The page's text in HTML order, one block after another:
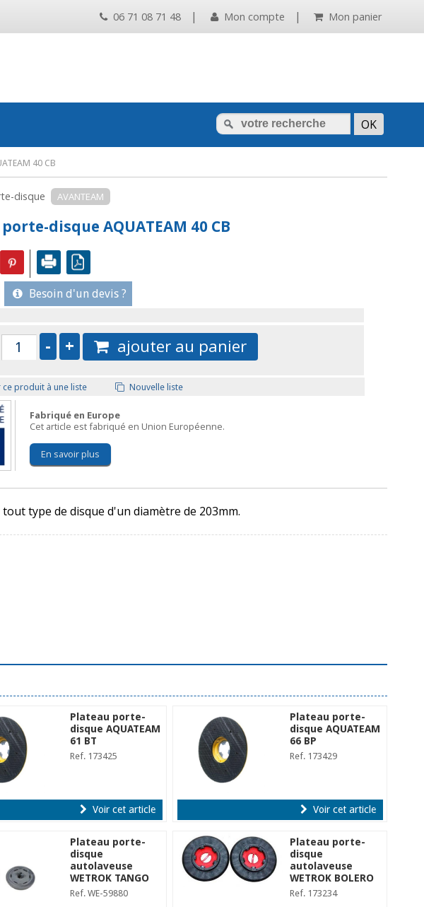
06 71 08 71 48 | Mon compte | Mon panier
40 CB
disque AVANTEAM
disque AQUATEAM 40 CB
Besoin d'un devis ?
ajouter au panier
ce produit à une liste Nouvelle liste
Fabriqué en Europe
Cet article est fabriqué en Union Européenne.
En savoir plus
type de disque d'un diamètre de 203mm.
Plateau porte-
disque AQUATEAM
61 BT
Ref. 173425
Voir cet article
Plateau porte-
disque AQUATEAM
66 BP
Ref. 173429
Voir cet article
Plateau porte-
disque
autolaveuse
WETROK TANGO
Ref. WE-59880
Plateau porte-
disque
autolaveuse
WETROK BOLERO
Ref. 173234